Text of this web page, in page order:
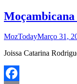
Moçambicana
MozTodayMarço 31,
Joissa Catarina